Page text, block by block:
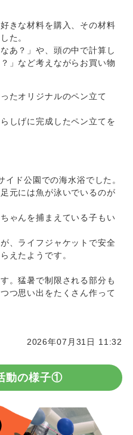
きな材料を購入、その材料
た。
あ？」や、頭の中で計算し
」など考えながらお買い物
たオリジナルのペン立て
しげに完成したペン立てを
ド公園での海水浴でした。
元には魚が泳いでいるのが
ゃんを捕まえている子もい
、ライフジャケットで安全
えたようです。
。猛暑で制限される部分も
つ思い出をたくさん作って
2026年07月31日 11:32
動の様子①